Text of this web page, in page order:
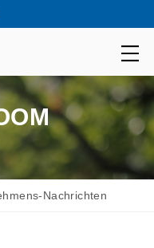
Nachrichten